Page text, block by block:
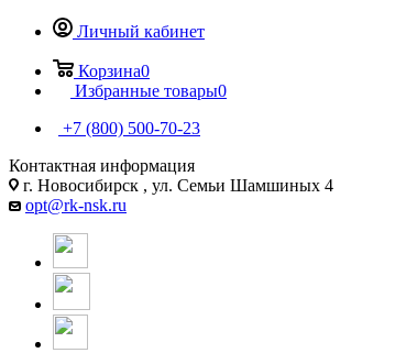
Личный кабинет
Корзина0
Избранные товары0
+7 (800) 500-70-23
Контактная информация
г. Новосибирск , ул. Семьи Шамшиных 4
opt@rk-nsk.ru